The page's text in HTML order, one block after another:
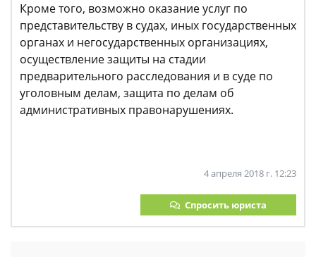
Кроме того, возможно оказание услуг по
представительству в судах, иных государственных
органах и негосударственных организациях,
осуществление защиты на стадии
предварительного расследования и в суде по
уголовным делам, защита по делам об
административных правонарушениях.
4 апреля 2018 г. 12:23
Спросить юриста